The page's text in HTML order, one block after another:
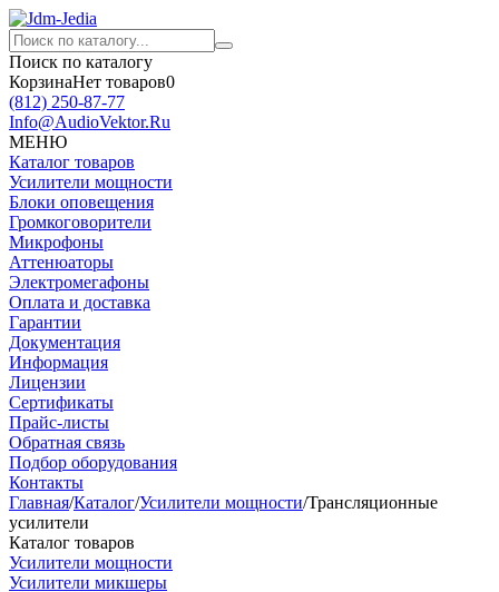
Поиск по каталогу
КорзинаНет товаров0
(812) 250-87-77
Info@AudioVektor.Ru
МЕНЮ
Каталог товаров
Усилители мощности
Блоки оповещения
Громкоговорители
Микрофоны
Аттенюаторы
Электромегафоны
Оплата и доставка
Гарантии
Документация
Информация
Лицензии
Сертификаты
Прайс-листы
Обратная связь
Подбор оборудования
Контакты
Главная/Каталог/Усилители мощности/Трансляционные
усилители
Каталог товаров
Усилители мощности
Усилители микшеры